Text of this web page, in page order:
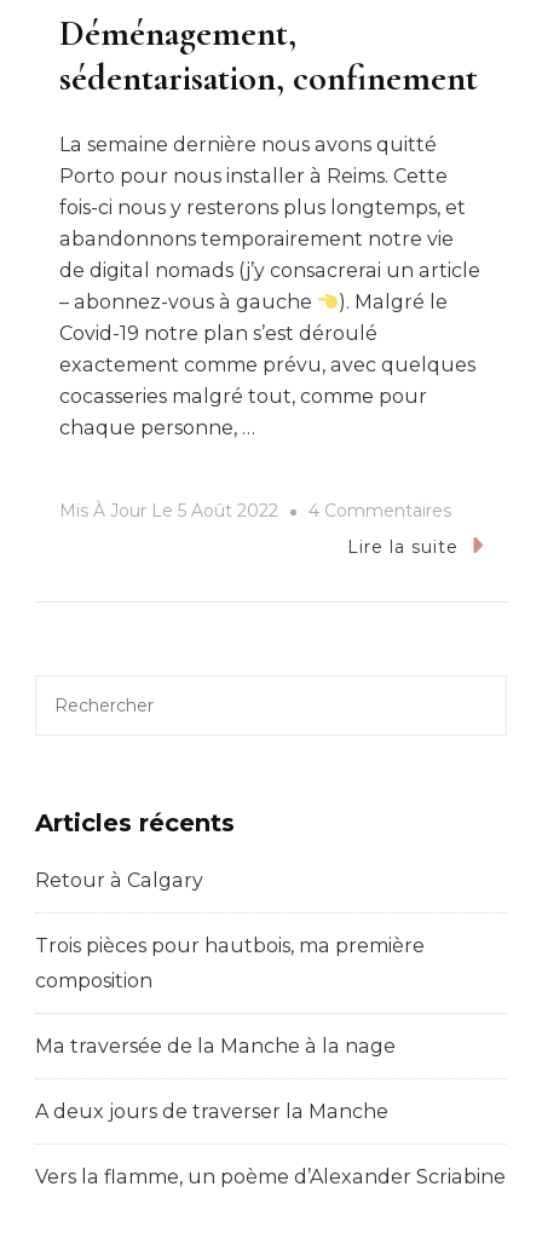
Déménagement,
sédentarisation, confinement
La semaine dernière nous avons quitté
Porto pour nous installer à Reims. Cette
fois-ci nous y resterons plus longtemps, et
abandonnons temporairement notre vie
de digital nomads (j’y consacrerai un article
– abonnez-vous à gauche
). Malgré le
Covid-19 notre plan s’est déroulé
exactement comme prévu, avec quelques
cocasseries malgré tout, comme pour
chaque personne, …
Mis À Jour Le 5 Août 2022 4 CommentairesSur
Lire la suite
Articles récents
Retour à Calgary
Trois pièces pour hautbois, ma première
composition
Ma traversée de la Manche à la nage
A deux jours de traverser la Manche
Vers la flamme, un poème d’Alexander Scriabine